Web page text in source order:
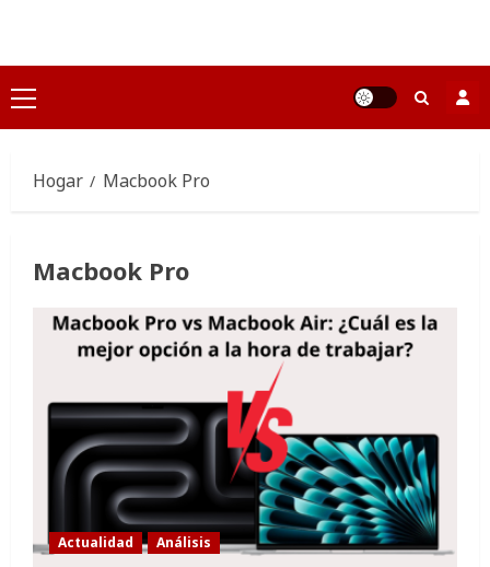
contenido
Menú
principal
Hogar Macbook Pro
Macbook Pro
Actualidad Análisis